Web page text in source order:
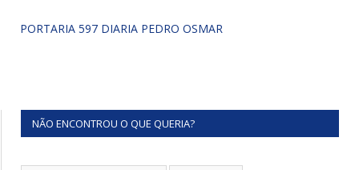
PORTARIA 597 DIARIA PEDRO OSMAR
NÃO ENCONTROU O QUE QUERIA?